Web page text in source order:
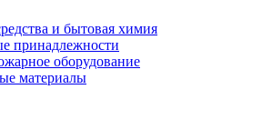
и бытовая химия
принадлежности
оборудование
материалы